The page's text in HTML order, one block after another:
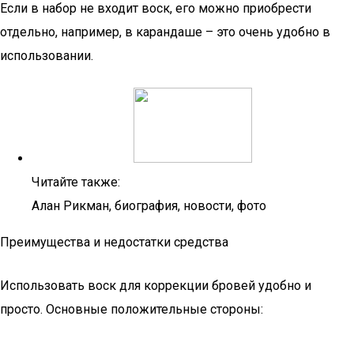
Если в набор не входит воск, его можно приобрести
отдельно, например, в карандаше – это очень удобно в
использовании.
Читайте также:
Алан Рикман, биография, новости, фото
Преимущества и недостатки средства
Использовать воск для коррекции бровей удобно и
просто. Основные положительные стороны: